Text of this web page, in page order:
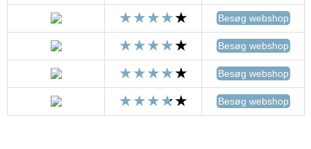
Besøg webshop
Besøg webshop
Besøg webshop
Besøg webshop